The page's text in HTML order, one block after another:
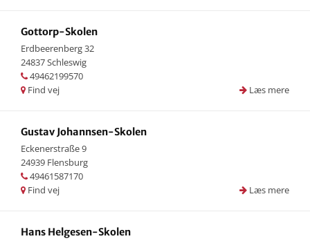
Gottorp-Skolen
Erdbeerenberg 32
24837 Schleswig
49462199570
Læs mere
Find vej
Gustav Johannsen-Skolen
Eckenerstraße 9
24939 Flensburg
49461587170
Læs mere
Find vej
Hans Helgesen-Skolen